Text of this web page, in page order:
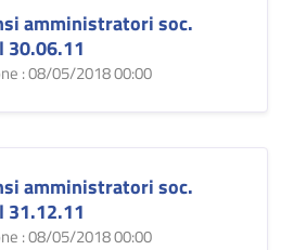
amministratori soc.
30.06.11
: 08/05/2018 00:00
amministratori soc.
31.12.11
: 08/05/2018 00:00